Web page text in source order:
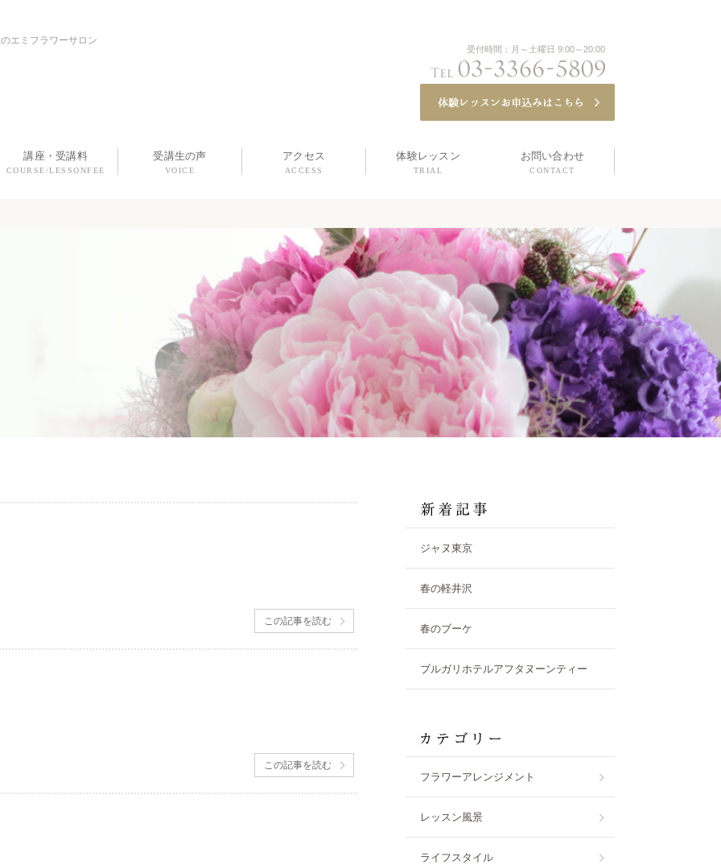
エミフラワーサロン
受付時間：月～土曜日 9:00～20:00
講座・受講料
COURSE/LESSONFEE
受講生の声
VOICE
アクセス
ACCESS
体験レッスン
TRIAL
お問い合わせ
CONTACT
この記事を読む
この記事を読む
ジャヌ東京
春の軽井沢
春のブーケ
ブルガリホテルアフタヌーンティー
フラワーアレンジメント
レッスン風景
ライフスタイル